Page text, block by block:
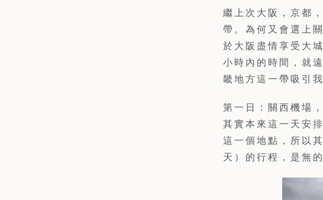
繼上次大阪，京都
帶。為何又會選上
於大阪盡情享受大
小時內的時間，就
畿地方這一帶吸引
第一日：關西機場
其實本來這一天安
這一個地點，所以
天）的行程，是無